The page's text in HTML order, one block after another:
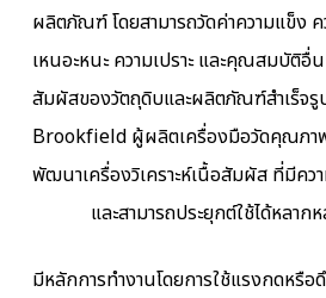
ผลิตภัณฑ์ โดยสามารถวัดค่าความแข็ง ค
เหนอะหนะ ความเปราะ และคุณสมบัติ
สัมผัสของวัตถุดิบและผลิตภัณฑ์สำเร็จ
Brookfield ผู้ผลิตเครื่องมือวัดคุณภา
พัฒนาเครื่องวิเคราะห์เนื้อสัมผัส ที่มีคว
และสามารถประยุกต์ใช้ได้หลาก
มีหลักการทำงานโดยการใช้แรงกดหรื